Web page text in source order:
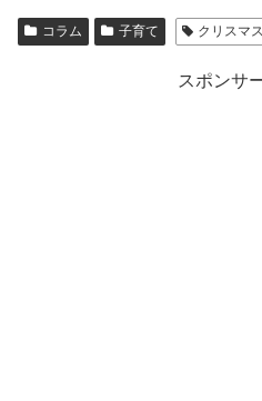
コラム 子育て クリスマ
スポンサ